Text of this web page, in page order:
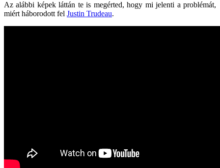
Az alábbi képek láttán te is megérted, hogy mi jelenti a problémát,
miért háborodott fel Justin Trudeau.